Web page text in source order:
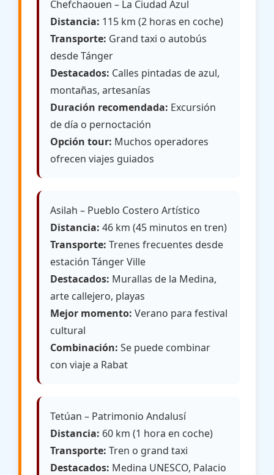
Chefchaouen – La Ciudad Azul
Distancia: 115 km (2 horas en coche)
Transporte: Grand taxi o autobús
desde Tánger
Destacados: Calles pintadas de azul,
montañas, artesanías
Duración recomendada: Excursión
de día o pernoctación
Opción tour: Muchos operadores
ofrecen viajes guiados
Asilah – Pueblo Costero Artístico
Distancia: 46 km (45 minutos en tren)
Transporte: Trenes frecuentes desde
estación Tánger Ville
Destacados: Murallas de la Medina,
arte callejero, playas
Mejor momento: Verano para festival
cultural
Combinación: Se puede combinar
con viaje a Rabat
Tetúan – Patrimonio Andalusí
Distancia: 60 km (1 hora en coche)
Transporte: Tren o grand taxi
Destacados: Medina UNESCO, Palacio